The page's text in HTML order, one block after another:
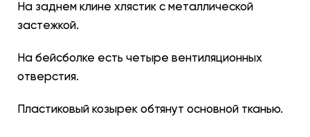
На заднем клине хлястик с металлической
застежкой.
На бейсболке есть четыре вентиляционных
отверстия.
Пластиковый козырек обтянут основной тканью.